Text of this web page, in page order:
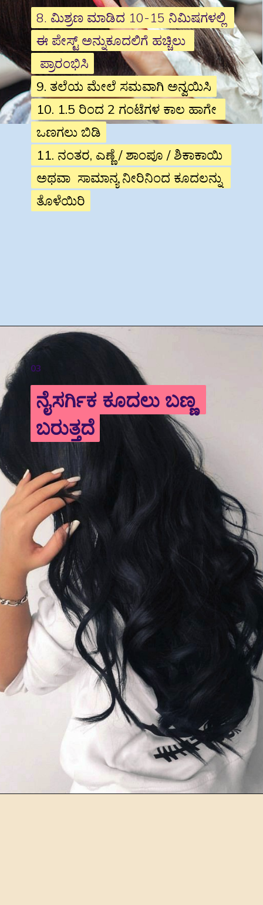
8. ಮಿಶ್ರಣ ಮಾಡಿದ 10-15 ನಿಮಿಷಗಳಲ್ಲಿ
ಈ ಪೇಸ್ಟ್ ಅನ್ನುಕೂದಲಿಗೆ ಹಚ್ಚಿಲು
ಪ್ರಾರಂಭಿಸಿ
9. ತಲೆಯ ಮೇಲೆ ಸಮವಾಗಿ ಅನ್ವಯಿಸಿ
10. 1.5 ರಿಂದ 2 ಗಂಟೆಗಳ ಕಾಲ ಹಾಗೇ
ಒಣಗಲು ಬಿಡಿ
11. ನಂತರ, ಎಣ್ಣೆ / ಶಾಂಪೂ / ಶಿಕಾಕಾಯಿ
ಅಥವಾ  ಸಾಮಾನ್ಯ ನೀರಿನಿಂದ ಕೂದಲನ್ನು
ತೊಳೆಯಿರಿ
8. ಮಿಶ್ರಣ ಮಾಡಿದ 10-15 ನಿಮಿಷಗಳಲ್ಲಿ
ಈ ಪೇಸ್ಟ್ ಅನ್ನುಕೂದಲಿಗೆ ಹಚ್ಚಿಲು
ಪ್ರಾರಂಭಿಸಿ
9. ತಲೆಯ ಮೇಲೆ ಸಮವಾಗಿ ಅನ್ವಯಿಸಿ
10. 1.5 ರಿಂದ 2 ಗಂಟೆಗಳ ಕಾಲ ಹಾಗೇ
ಒಣಗಲು ಬಿಡಿ
11. ನಂತರ, ಎಣ್ಣೆ / ಶಾಂಪೂ / ಶಿಕಾಕಾಯಿ
ಅಥವಾ  ಸಾಮಾನ್ಯ ನೀರಿನಿಂದ ಕೂದಲನ್ನು
ತೊಳೆಯಿರಿ
ನೈಸರ್ಗಿಕ ಕೂದಲು ಬಣ್ಣ
ಬರುತ್ತದೆ
ನೈಸರ್ಗಿಕ ಕೂದಲು ಬಣ್ಣ
ಬರುತ್ತದೆ
03